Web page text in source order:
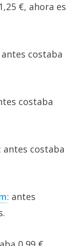
€, ahora es
antes costaba
costaba
: antes costaba
: antes